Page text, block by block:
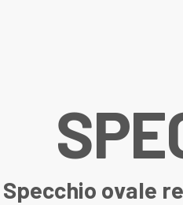
SPE
Specchio ovale